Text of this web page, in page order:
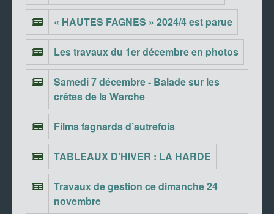
« HAUTES FAGNES » 2024/4 est parue
Les travaux du 1er décembre en photos
Samedi 7 décembre - Balade sur les
crêtes de la Warche
Films fagnards d’autrefois
TABLEAUX D’HIVER : LA HARDE
Travaux de gestion ce dimanche 24
novembre